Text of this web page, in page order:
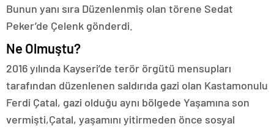
Bunun yanı sıra Düzenlenmiş olan törene Sedat
Peker’de Çelenk gönderdi.
Ne Olmuştu?
2016 yılında Kayseri’de terör örgütü mensupları
tarafından düzenlenen saldırıda gazi olan Kastamonulu
Ferdi Çatal, gazi olduğu aynı bölgede Yaşamına son
vermişti,Çatal, yaşamını yitirmeden önce sosyal